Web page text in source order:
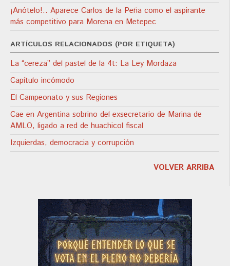
¡Anótelo!.. Aparece Carlos de la Peña como el aspirante
más competitivo para Morena en Metepec
ARTÍCULOS RELACIONADOS (POR ETIQUETA)
La “cereza” del pastel de la 4t: La Ley Mordaza
Capítulo incómodo
El Campeonato y sus Regiones
Cae en Argentina sobrino del exsecretario de Marina de
AMLO, ligado a red de huachicol fiscal
Izquierdas, democracia y corrupción
VOLVER ARRIBA